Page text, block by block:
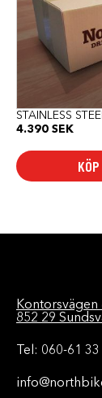
STAINLESS
4.390 SEK
Kontorsvägen
852 29
Tel: 060-61